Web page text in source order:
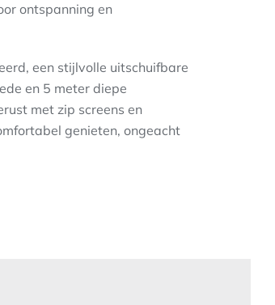
ontspanning en
een stijlvolle uitschuifbare
en 5 meter diepe
met zip screens en
genieten, ongeacht